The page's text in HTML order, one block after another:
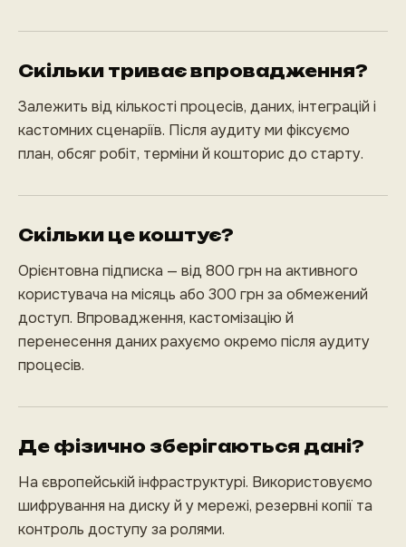
Скільки триває впровадження?
Залежить від кількості процесів, даних, інтеграцій і
кастомних сценаріїв. Після аудиту ми фіксуємо
план, обсяг робіт, терміни й кошторис до старту.
Скільки це коштує?
Орієнтовна підписка — від 800 грн на активного
користувача на місяць або 300 грн за обмежений
доступ. Впровадження, кастомізацію й
перенесення даних рахуємо окремо після аудиту
процесів.
Де фізично зберігаються дані?
На європейській інфраструктурі. Використовуємо
шифрування на диску й у мережі, резервні копії та
контроль доступу за ролями.